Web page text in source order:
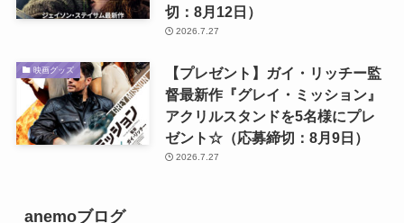
切：8月12日）
2026.7.27
映画グッズ
【プレゼント】ガイ・リッチー監
督最新作『グレイ・ミッション』
アクリルスタンドを5名様にプレ
ゼント☆（応募締切：8月9日）
2026.7.27
anemoブログ